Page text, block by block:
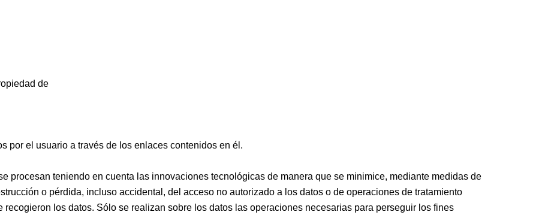
de
por el usuario a través de los enlaces contenidos en él.
procesan teniendo en cuenta las innovaciones tecnológicas de manera que se minimice, mediante medidas de
o pérdida, incluso accidental, del acceso no autorizado a los datos o de operaciones de tratamiento
los datos. Sólo se realizan sobre los datos las operaciones necesarias para perseguir los fines